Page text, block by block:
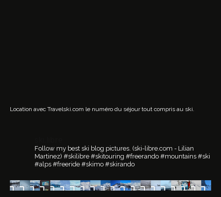
Location avec Travelski.com le numéro du séjour tout compris au ski.
Follow my best ski blog pictures. (ski-libre.com - Lilian
Martinez) #skilibre #skitouring #freerando #mountains #ski
#alps #freeride #skimo #skirando